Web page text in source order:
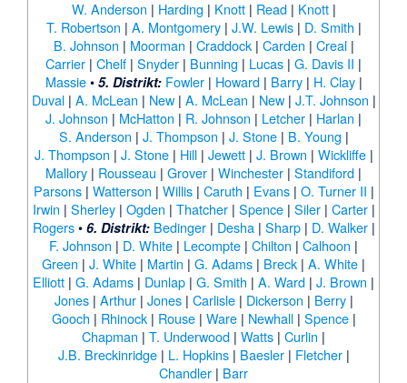
W. Anderson | Harding | Knott| Read| Knott|
T. Robertson | A. Montgomery| J.W. Lewis| D. Smith |
B. Johnson | Moorman | Craddock| Carden | Creal|
Carrier | Chelf | Snyder | Bunning | Lucas | G. Davis II |
Massie• 5. Distrikt: Fowler| Howard| Barry| H. Clay|
Duval| A. McLean | New| A. McLean | New| J.T. Johnson |
J. Johnson | McHatton | R. Johnson | Letcher | Harlan |
S. Anderson | J. Thompson | J. Stone| B. Young |
J. Thompson | J. Stone| Hill| Jewett| J. Brown | Wickliffe|
Mallory | Rousseau | Grover | Winchester | Standiford |
Parsons| Watterson | Willis| Caruth | Evans| O. Turner II |
Irwin | Sherley| Ogden | Thatcher| Spence| Siler| Carter|
Rogers• 6. Distrikt: Bedinger| Desha| Sharp| D. Walker|
F. Johnson | D. White | Lecompte | Chilton | Calhoon |
Green | J. White | Martin | G. Adams | Breck | A. White |
Elliott | G. Adams | Dunlap | G. Smith | A. Ward | J. Brown |
Jones| Arthur| Jones| Carlisle| Dickerson | Berry|
Gooch | Rhinock| Rouse| Ware| Newhall| Spence|
Chapman | T. Underwood | Watts | Curlin |
J.B. Breckinridge| L. Hopkins| Baesler| Fletcher|
Chandler | Barr